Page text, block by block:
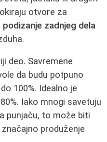
otvore za
podizanje zadnjeg dela
deo. Savremene
da budu potpuno
100%. Idealno je
Iako mnogi savetuju
punjaču, to može biti
produženje